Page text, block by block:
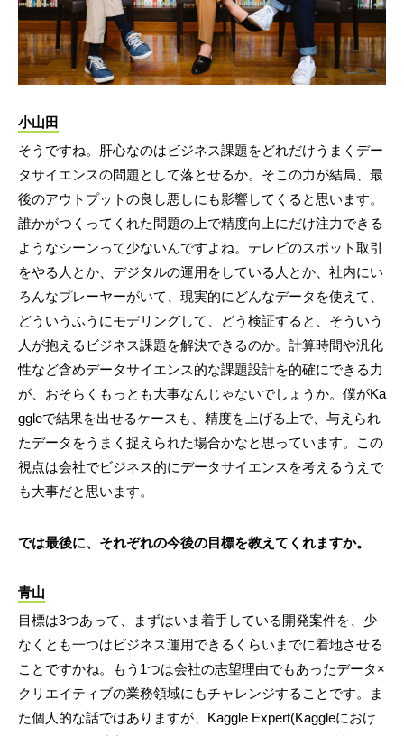
小山田
そうですね。肝心なのはビジネス課題をどれだけうまくデー
タサイエンスの問題として落とせるか。そこの力が結局、最
後のアウトプットの良し悪しにも影響してくると思います。
誰かがつくってくれた問題の上で精度向上にだけ注力できる
ようなシーンって少ないんですよね。テレビのスポット取引
をやる人とか、デジタルの運用をしている人とか、社内にい
ろんなプレーヤーがいて、現実的にどんなデータを使えて、
どういうふうにモデリングして、どう検証すると、そういう
人が抱えるビジネス課題を解決できるのか。計算時間や汎化
性など含めデータサイエンス的な課題設計を的確にできる力
が、おそらくもっとも大事なんじゃないでしょうか。僕がKa
ggleで結果を出せるケースも、精度を上げる上で、与えられ
たデータをうまく捉えられた場合かなと思っています。この
視点は会社でビジネス的にデータサイエンスを考えるうえで
も大事だと思います。
では最後に、それぞれの今後の目標を教えてくれますか。
青山
目標は3つあって、まずはいま着手している開発案件を、少
なくとも一つはビジネス運用できるくらいまでに着地させる
ことですかね。もう1つは会社の志望理由でもあったデータ×
クリエイティブの業務領域にもチャレンジすることです。ま
た個人的な話ではありますが、Kaggle Expert(Kaggleにおけ